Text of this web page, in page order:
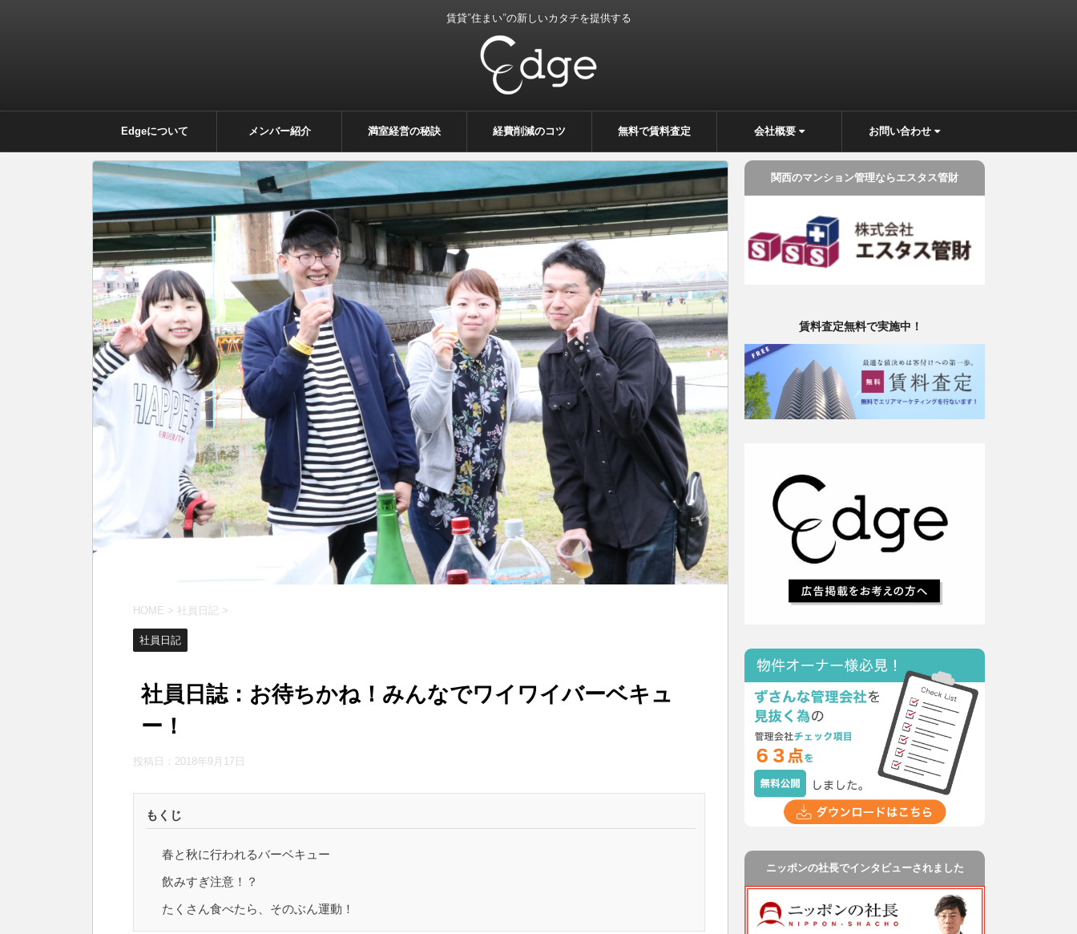
賃貸”住まい”の新しいカタチを提供する
Edgeについて メンバー紹介 満室経営の秘訣 経費削減のコツ 無料で賃料査定 会社概要 お問い合わせ
HOME > 社員日記 >
社員日記
社員日誌：お待ちかね！みんなでワイワイバーベキュ
ー！
投稿日： 2018年9月17日
もくじ
春と秋に行われるバーベキュー
飲みすぎ注意！？
たくさん食べたら、そのぶん運動！
関西のマンション管理ならエスタス管財
賃料査定無料で実施中！
ニッポンの社長でインタビューされました